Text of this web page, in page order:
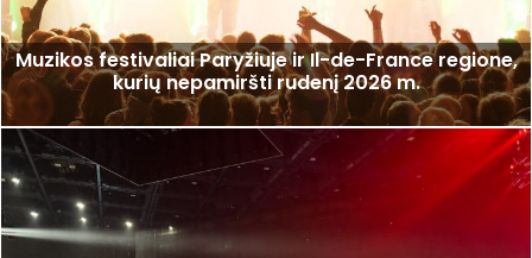
Muzikos festivaliai Paryžiuje ir Il-de-France regione,
kurių nepamiršti rudenį 2026 m.